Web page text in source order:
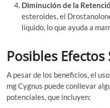
Diminución de la
esteroides, el
líquido, lo que ayuda a
Posibles
A pesar de los beneficios, el
mg Cygnus puede conllevar
potenciales, que incluyen: